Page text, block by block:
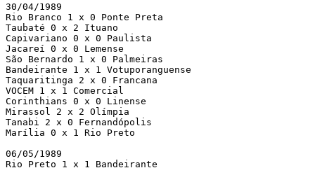
30/04/1989
Rio Branco 1 x 0 Ponte Preta
Taubaté 0 x 2 Ituano
Capivariano 0 x 0 Paulista
Jacareí 0 x 0 Lemense
São Bernardo 1 x 0 Palmeiras
Bandeirante 1 x 1 Votuporanguense
Taquaritinga 2 x 0 Francana
VOCEM 1 x 1 Comercial
Corinthians 0 x 0 Linense
Mirassol 2 x 2 Olímpia
Tanabi 2 x 0 Fernandópolis
Marília 0 x 1 Rio Preto
06/05/1989
Rio Preto 1 x 1 Bandeirante